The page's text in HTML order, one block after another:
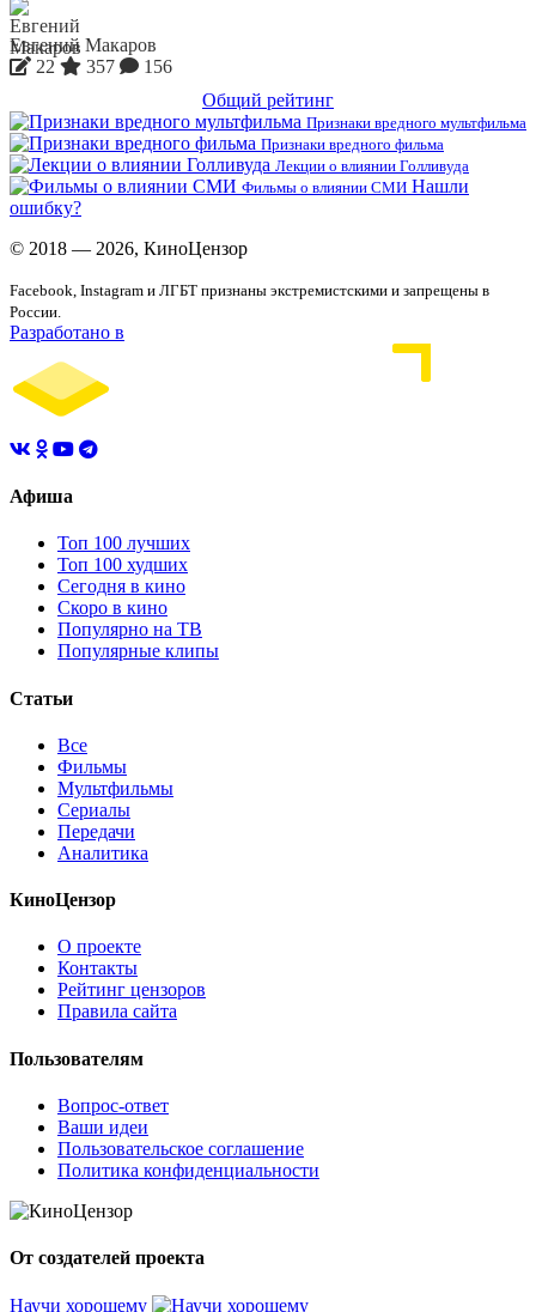
Евгений Макаров
22
357
156
Общий рейтинг
Признаки вредного мультфильма
Признаки вредного фильма
Лекции о влиянии Голливуда
Фильмы о влиянии СМИ Нашли
ошибку?
© 2018 — 2026, КиноЦензор
Facebook, Instagram и ЛГБТ признаны экстремистскими и запрещены в
России.
Разработано в
Афиша
Топ 100 лучших
Топ 100 худших
Сегодня в кино
Скоро в кино
Популярно на ТВ
Популярные клипы
Статьи
Все
Фильмы
Мультфильмы
Сериалы
Передачи
Аналитика
КиноЦензор
О проекте
Контакты
Рейтинг цензоров
Правила сайта
Пользователям
Вопрос-ответ
Ваши идеи
Пользовательское соглашение
Политика конфиденциальности
От создателей проекта
Научи хорошему